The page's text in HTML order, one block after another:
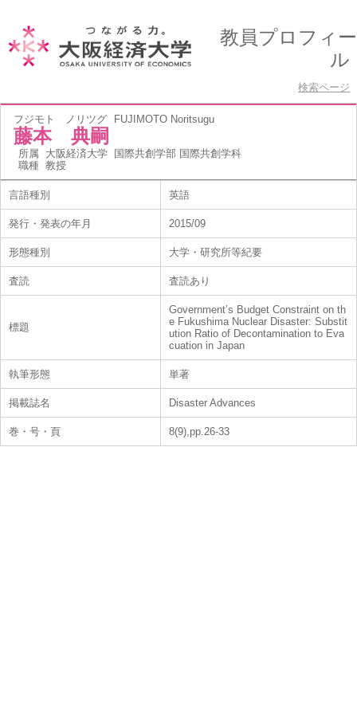
教員プロフィー
ル
検索ページ
フジモト ノリツグ FUJIMOTO Noritsugu
藤本 典嗣
所属 大阪経済大学 国際共創学部 国際共創学科
職種 教授
言語種別 英語
発行・発表の年月 2015/09
形態種別 大学・研究所等紀要
査読 査読あり
標題
Government’s Budget Constraint on th
e Fukushima Nuclear Disaster: Substit
ution Ratio of Decontamination to Eva
cuation in Japan
執筆形態 単著
掲載誌名 Disaster Advances
巻・号・頁 8(9),pp.26-33